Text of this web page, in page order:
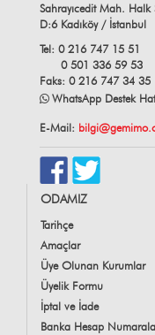
Sahrayıcedit Mah.
D:6 Kadıköy / İstanbul
Tel: 0 216 747 15 51
0 501 336 59 53
Faks: 0 216 747 34 35
WhatsApp Destek
E-Mail:
ODAMIZ
Tarihçe
Amaçlar
Üye Olunan Kurumlar
Üyelik Formu
İptal ve İade
Banka Hesap